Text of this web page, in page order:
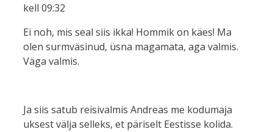
kell 09:32
Ei noh, mis seal siis ikka! Hommik on käes! Ma
olen surmväsinud, üsna magamata, aga valmis.
Väga valmis.
Ja siis satub reisivalmis Andreas me kodumaja
uksest välja selleks, et päriselt Eestisse kolida.